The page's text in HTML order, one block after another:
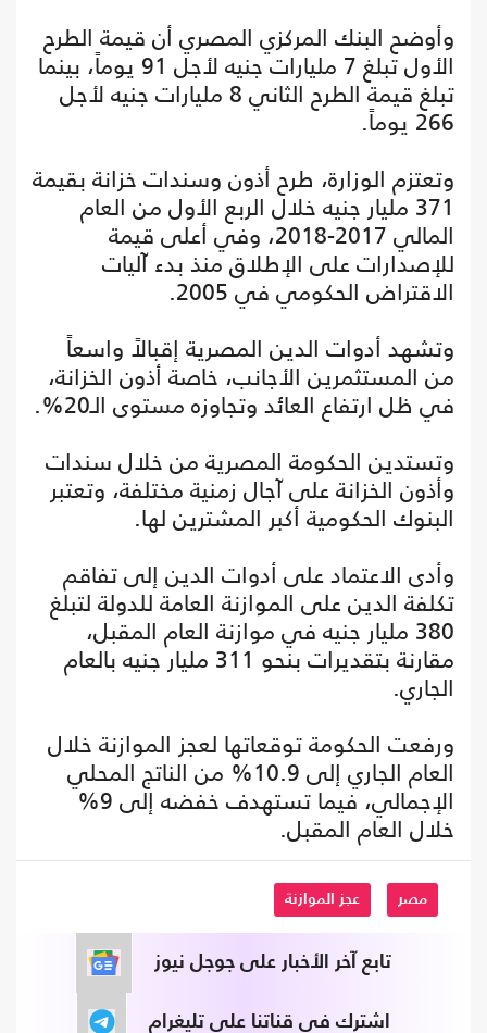
وأوضح البنك المركزي المصري أن قيمة الطرح
الأول تبلغ 7 مليارات جنيه لأجل 91 يوماً، بينما
تبلغ قيمة الطرح الثاني 8 مليارات جنيه لأجل
266 يوماً.
وتعتزم الوزارة، طرح أذون وسندات خزانة بقيمة
371 مليار جنيه خلال الربع الأول من العام
المالي 2017-2018، وفي أعلى قيمة
للإصدارات على الإطلاق منذ بدء آليات
الاقتراض الحكومي في 2005.
وتشهد أدوات الدين المصرية إقبالاً واسعاً
من المستثمرين الأجانب، خاصة أذون الخزانة،
في ظل ارتفاع العائد وتجاوزه مستوى الـ20%.
وتستدين الحكومة المصرية من خلال سندات
وأذون الخزانة على آجال زمنية مختلفة، وتعتبر
البنوك الحكومية أكبر المشترين لها.
وأدى الاعتماد على أدوات الدين إلى تفاقم
تكلفة الدين على الموازنة العامة للدولة لتبلغ
380 مليار جنيه في موازنة العام المقبل،
مقارنة بتقديرات بنحو 311 مليار جنيه بالعام
الجاري.
ورفعت الحكومة توقعاتها لعجز الموازنة خلال
العام الجاري إلى 10.9% من الناتج المحلي
الإجمالي، فيما تستهدف خفضه إلى 9%
خلال العام المقبل.
مصر عجز الموازنة
تابع آخر الأخبار على جوجل نيوز
اشترك في قناتنا على تليغرام